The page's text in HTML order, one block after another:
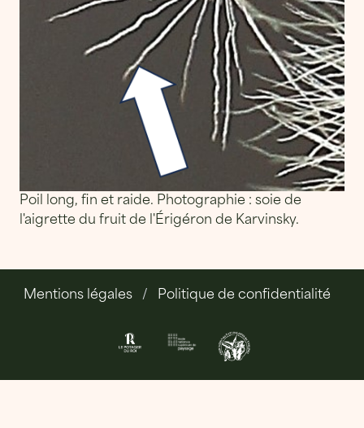
Poil long, fin et raide. Photographie : soie de
l'aigrette du fruit de l'Érigéron de Karvinsky.
Mentions légales Politique de confidentialité